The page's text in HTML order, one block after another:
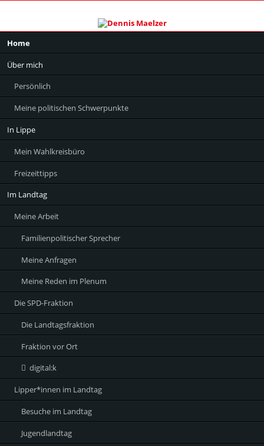
überspringen
Home
Über mich
Persönlich
Meine politischen Schwerpunkte
In Lippe
Mein Wahlkreisbüro
Freizeittipps
Im Landtag
Meine Arbeit
Familienpolitischer Sprecher
Meine Anfragen
Meine Reden im Plenum
Die SPD-Fraktion
Die Landtagsfraktion
Fraktion vor Ort
digital:k
Lipper*innen im Landtag
Besuche im Landtag
Jugendlandtag